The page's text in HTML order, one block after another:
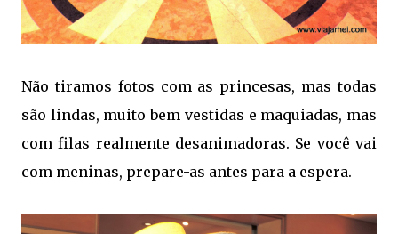
Não tiramos fotos com as princesas, mas todas
são lindas, muito bem vestidas e maquiadas, mas
com filas realmente desanimadoras. Se você vai
com meninas, prepare-as antes para a espera.